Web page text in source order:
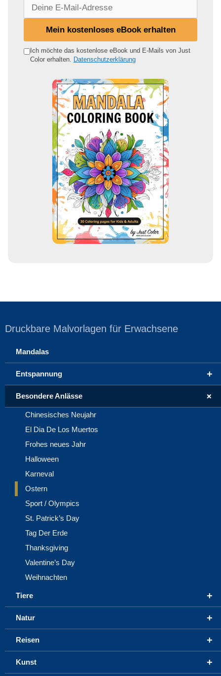
e
Mein kostenloses eBook erhalten
Ich möchte das kostenlose eBook und E-Mails von Just
Color erhalten. Datenschutzerklärung
Druckbare Malvorlagen für Erwachsene
Mandalas
+
Entspannung
+
Besondere Anlässe
Chinesisches Neujahr
El Dia De Los Muertos
Frohes neues Jahr
Halloween
Karneval
Ostern
Sport / Olympics
St. Patrick’s Day
Tag Der Erde
Thanksgiving
Valentine’s Day
Weihnachten
+
Tiere
+
Natur
+
Reisen
+
Kunst